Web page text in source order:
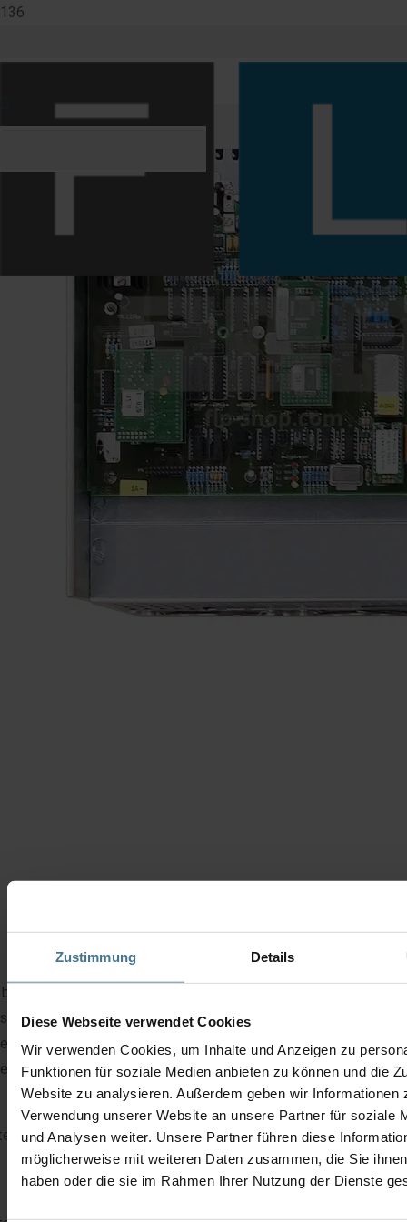
Zustimmung Details
Diese Webseite verwendet Cookies
Wir verwenden Cookies, um Inhalte und Anzeigen zu
Funktionen für soziale Medien anbieten zu können und die
Website zu analysieren. Außerdem geben wir Informationen
Verwendung unserer Website an unsere Partner für soziale
und Analysen weiter. Unsere Partner führen diese
möglicherweise mit weiteren Daten zusammen, die Sie
haben oder die sie im Rahmen Ihrer Nutzung der Dienste
bieten für dieses Gerät sowohl Tauschgeräte mit sofortigem
als auch die Instandsetzung mit einer Lieferzeit von ca. 3
an. Verpackung und Transport übernehmen wir
Kunden.
füllen Sie dieses Feld aus.